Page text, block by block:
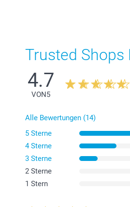
Trusted
4.7
VON 5
Alle Bewertungen (14)
5 Sterne
4 Sterne
3 Sterne
2 Sterne
1 Stern